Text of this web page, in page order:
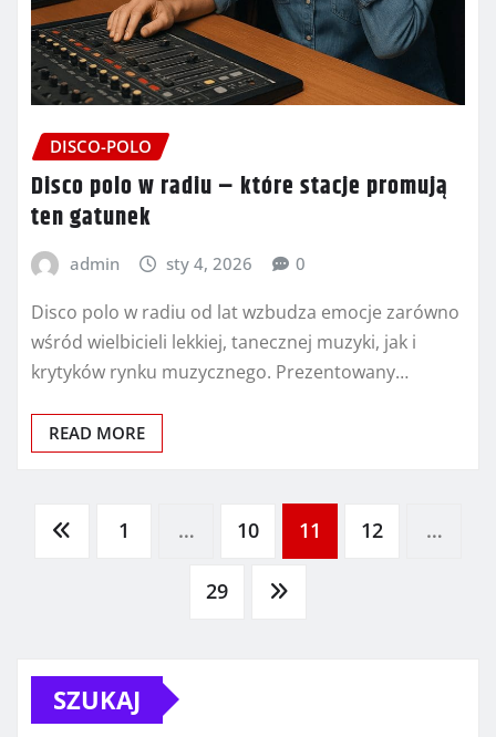
DISCO-POLO
Disco polo w radiu – które stacje promują
ten gatunek
admin sty 4, 2026 0
Disco polo w radiu od lat wzbudza emocje zarówno
wśród wielbicieli lekkiej, tanecznej muzyki, jak i
krytyków rynku muzycznego. Prezentowany…
READ MORE
Stronicowanie
1 … 10 11 12 …
29
SZUKAJ